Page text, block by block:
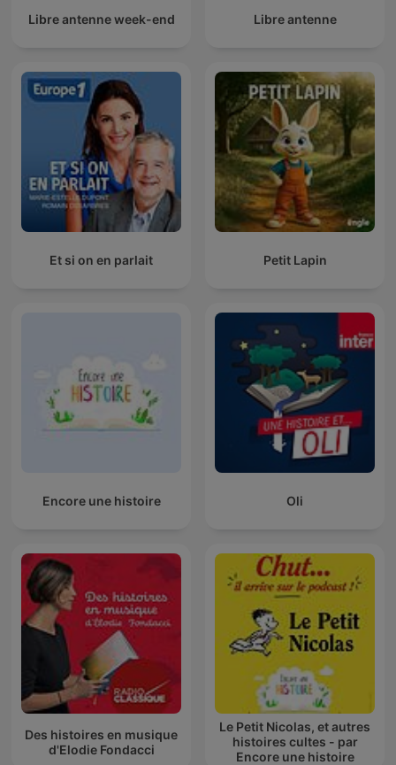
Libre antenne week-end Libre antenne
Et si on en parlait Petit Lapin
Encore une histoire Oli
Des histoires en musique
d'Elodie Fondacci
Le Petit Nicolas, et autres
histoires cultes - par
Encore une histoire